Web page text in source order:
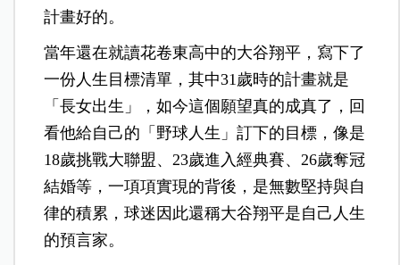
計畫好的。
當年還在就讀花卷東高中的大谷翔平，寫下了
一份人生目標清單，其中31歲時的計畫就是
「長女出生」，如今這個願望真的成真了，回
看他給自己的「野球人生」訂下的目標，像是
18歲挑戰大聯盟、23歲進入經典賽、26歲奪冠
結婚等，一項項實現的背後，是無數堅持與自
律的積累，球迷因此還稱大谷翔平是自己人生
的預言家。